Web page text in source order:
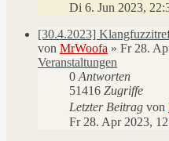
Di 6. Jun 2023,
[30.4.2023]
von MrWoofa » Fr 28.
Veranstaltungen
0 Antworten
51416 Zugriffe
Letzter Beitrag von
Fr 28. Apr 2023,